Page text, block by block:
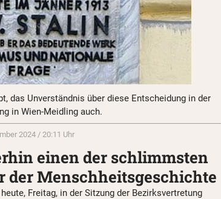
das Unverständnis über diese Entscheidung in der
in Wien-Meidling auch.
2024 / 20:11 Uhr
einen der schlimmsten
der Menschheitsgeschichte
heute, Freitag, in der Sitzung der Bezirksvertretung